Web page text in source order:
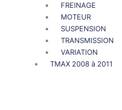
FREINAGE
MOTEUR
SUSPENSION
TRANSMISSION
VARIATION
TMAX 2008 à 2011